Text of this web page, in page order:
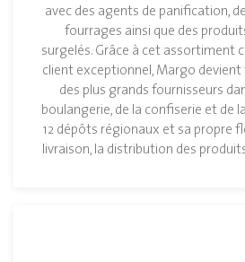
avec des agents de panification,
fourrages ainsi que des
surgelés. Grâce à cet assortiment
client exceptionnel, Margo devient
des plus grands fournisseurs
boulangerie, de la confiserie et de
12 dépôts régionaux et sa propre
livraison, la distribution des